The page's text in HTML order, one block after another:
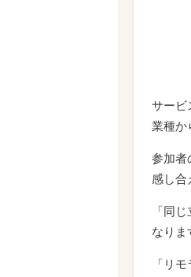
いう
在宅ワ
だけど